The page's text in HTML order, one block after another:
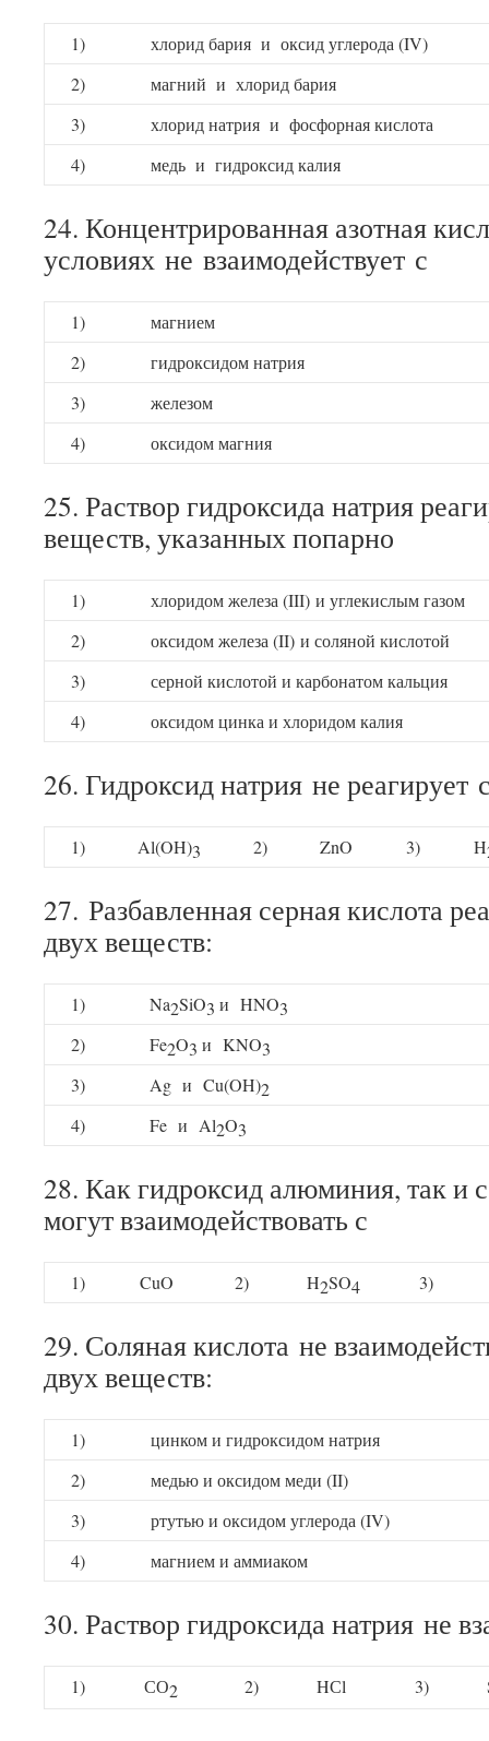
1)
хлорид бария и оксид углерода (IV)
2)
магний и хлорид бария
3)
хлорид натрия и фосфорная кислота
4)
медь и гидроксид калия
24. Концентрированная азотная
условиях не взаимодействует с
1)
магнием
2)
гидроксидом натрия
3)
железом
4)
оксидом магния
25. Раствор гидроксида натрия
веществ, указанных попарно
1)
хлоридом железа (III) и углекислым газом
2)
оксидом железа (II) и соляной кислотой
3)
серной кислотой и карбонатом кальция
4)
оксидом цинка и хлоридом калия
26. Гидроксид натрия не реагирует
1) Al(OH)3 2) ZnO 3) H
27. Разбавленная серная кислота
двух веществ:
1) Na2SiO3 и HNO3
2)
Fe2O3 и KNO3
3)
Ag и Cu(OH)2
4)
Fe и Al2O3
28. Как гидроксид алюминия, так и
могут взаимодействовать с
1) CuO 2) H2SO4 3)
29. Соляная кислота не
двух веществ:
1)
цинком и гидроксидом натрия
2)
медью и оксидом меди (II)
3)
ртутью и оксидом углерода (IV)
4)
магнием и аммиаком
30. Раствор гидроксида натрия не
1) СО2 2) HСl 3)